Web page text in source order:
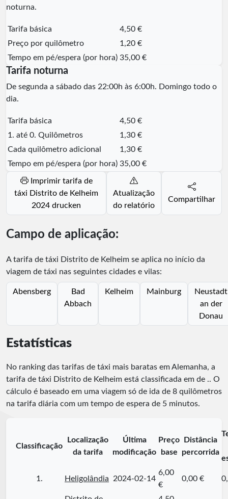
noturna.
Tarifa básica
4,50 €
Preço por quilômetro
1,20 €
Tempo em pé/espera (por hora) 35,00 €
Tarifa noturna
De segunda a sábado das 22:00h às 6:00h. Domingo todo o
dia.
Tarifa básica
4,50 €
1. até 0. Quilômetros
1,30 €
Cada quilômetro adicional
1,30 €
Tempo em pé/espera (por hora) 35,00 €
Imprimir tarifa de
táxi Distrito de Kelheim
2024 drucken
Atualização
do relatório
Compartilhar
Campo de aplicação:
A tarifa de táxi Distrito de Kelheim se aplica no início da
viagem de táxi nas seguintes cidades e vilas:
Abensberg
Bad
Abbach
Kelheim Mainburg
Neustadt
an der
Donau
Estatísticas
No ranking das tarifas de táxi mais baratas em Alemanha, a
tarifa de táxi Distrito de Kelheim está classificada em de .. O
cálculo é baseado em uma viagem só de ida de 8 quilômetros
na tarifa diária com um tempo de espera de 5 minutos.
Classificação
Localização
da tarifa
Última
modificação
Preço
base
Distância
percorrida
1. Heligolândia 2024-02-14
6,00
€
0,00 €